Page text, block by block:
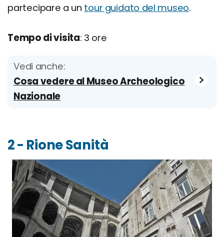
partecipare a un tour guidato del museo.
Tempo di visita: 3 ore
Vedi anche:
Cosa vedere al Museo Archeologico
Nazionale
2 - Rione Sanità